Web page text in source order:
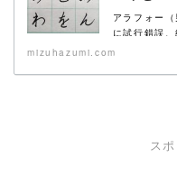
アラフォー
に試行錯誤
mizuhazumi.com
ス